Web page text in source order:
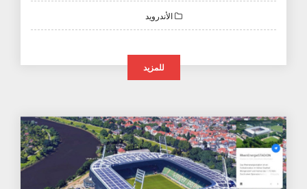
الأندرويد
للمزيد